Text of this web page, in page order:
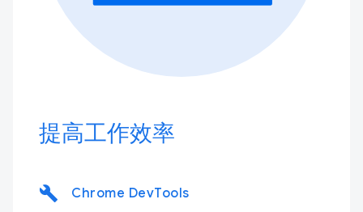
提高工作效率
build Chrome DevTools